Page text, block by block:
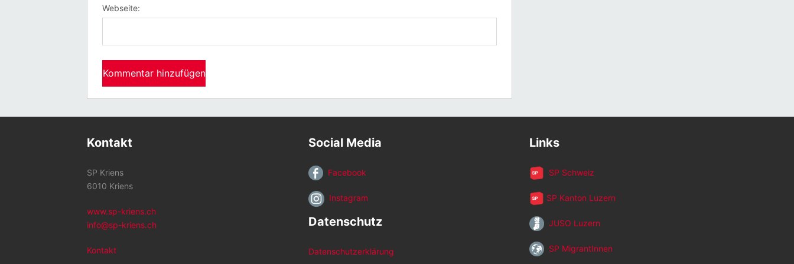
Webseite:
Kontakt
SP Kriens
6010 Kriens
www.sp-kriens.ch
info@sp-kriens.ch
Kontakt
Social Media
Facebook
Instagram
Datenschutz
Datenschutzerklärung
Links
SP Schweiz
SP Kanton Luzern
JUSO Luzern
SP MigrantInnen